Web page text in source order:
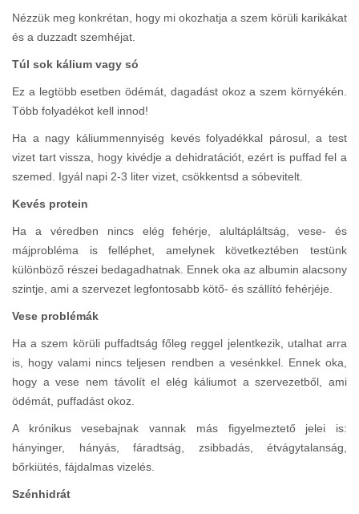
Nézzük meg konkrétan, hogy mi okozhatja a szem körüli karikákat
és a duzzadt szemhéjat.
Túl sok kálium vagy só
Ez a legtöbb esetben ödémát, dagadást okoz a szem környékén.
Több folyadékot kell innod!
Ha a nagy káliummennyiség kevés folyadékkal párosul, a test
vizet tart vissza, hogy kivédje a dehidratációt, ezért is puffad fel a
szemed. Igyál napi 2-3 liter vizet, csökkentsd a sóbevitelt.
Kevés protein
Ha a véredben nincs elég fehérje, alultápláltság, vese- és
májprobléma is felléphet, amelynek következtében testünk
különböző részei bedagadhatnak. Ennek oka az albumin alacsony
szintje, ami a szervezet legfontosabb kötő- és szállító fehérjéje.
Vese problémák
Ha a szem körüli puffadtság főleg reggel jelentkezik, utalhat arra
is, hogy valami nincs teljesen rendben a vesénkkel. Ennek oka,
hogy a vese nem távolít el elég káliumot a szervezetből, ami
ödémát, puffadást okoz.
A krónikus vesebajnak vannak más figyelmeztető jelei is:
hányinger, hányás, fáradtság, zsibbadás, étvágytalanság,
bőrkiütés, fájdalmas vizelés.
Szénhidrát